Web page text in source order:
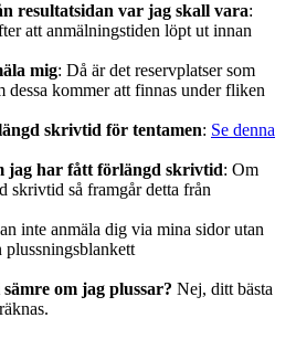
resultatsidan var jag skall vara:
att anmälningstiden löpt ut innan
mig: Då är det reservplatser som
dessa kommer att finnas under fliken
skrivtid för tentamen: Se denna
jag har fått förlängd skrivtid: Om
skrivtid så framgår detta från
inte anmäla dig via mina sidor utan
plussningsblankett
om jag plussar? Nej, ditt bästa